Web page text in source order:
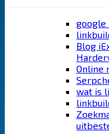
google
Blog
Online
wat is